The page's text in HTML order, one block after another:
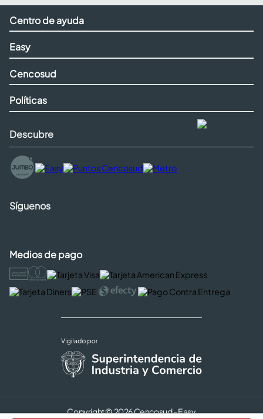
Centro de ayuda
Easy
Cencosud
Políticas
Descubre
Síguenos
Medios de pago
Copyright © 2026 Cencosud - Easy